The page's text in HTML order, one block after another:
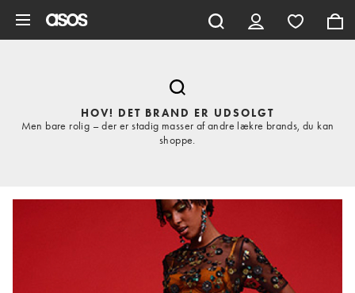
HOV! DET BRAND ER UDSOLGT
Men bare rolig – der er stadig masser af andre lækre brands, du kan
shoppe.